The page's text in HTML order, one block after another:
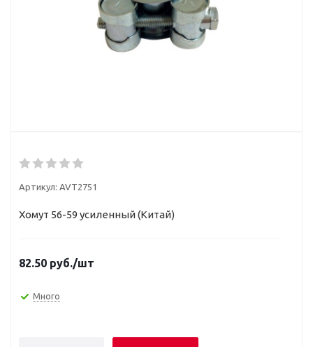
Артикул: AVT2751
Хомут 56-59 усиленный (Китай)
82.50 руб./шт
Много